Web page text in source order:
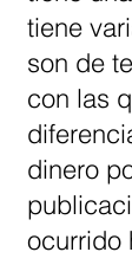
tiene
son de
con las
dinero
ocurrido